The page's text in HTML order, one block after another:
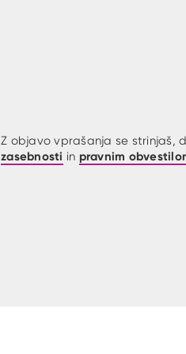
Z objavo vprašanja se strinjaš,
zasebnosti in pravnim